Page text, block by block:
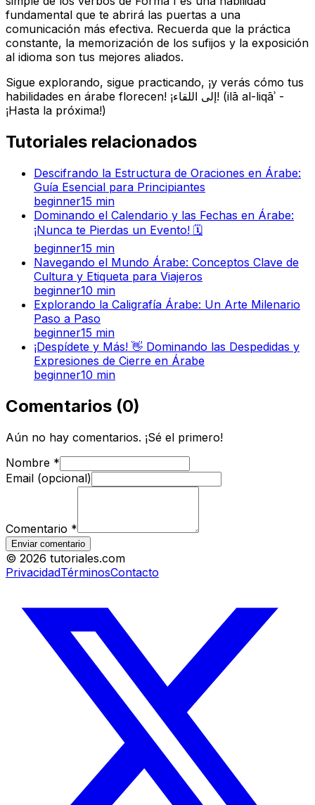
fundamental que te abrirá las puertas a una
comunicación más efectiva. Recuerda que la práctica
constante, la memorización de los sufijos y la exposición
al idioma son tus mejores aliados.
Sigue explorando, sigue practicando, ¡y verás cómo tus
habilidades en árabe florecen! ¡إلى اللقاء! (ilā al-liqāʾ -
¡Hasta la próxima!)
Tutoriales relacionados
Descifrando la Estructura de Oraciones en Árabe:
Guía Esencial para Principiantes
beginner15 min
Dominando el Calendario y las Fechas en Árabe:
¡Nunca te Pierdas un Evento! 🗓️
beginner15 min
Navegando el Mundo Árabe: Conceptos Clave de
Cultura y Etiqueta para Viajeros
beginner10 min
Explorando la Caligrafía Árabe: Un Arte Milenario
Paso a Paso
beginner15 min
¡Despídete y Más! 👋 Dominando las Despedidas y
Expresiones de Cierre en Árabe
beginner10 min
Comentarios (0)
Aún no hay comentarios. ¡Sé el primero!
Nombre *
Email (opcional)
Comentario *
Enviar comentario
© 2026 tutoriales.com
PrivacidadTérminosContacto